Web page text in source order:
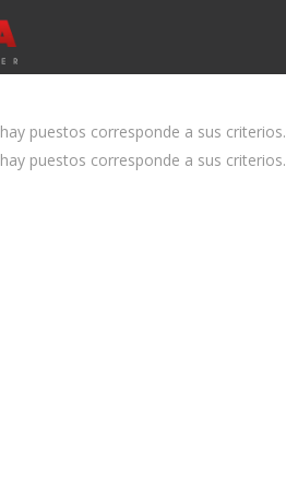
puestos corresponde a sus criterios.
puestos corresponde a sus criterios.